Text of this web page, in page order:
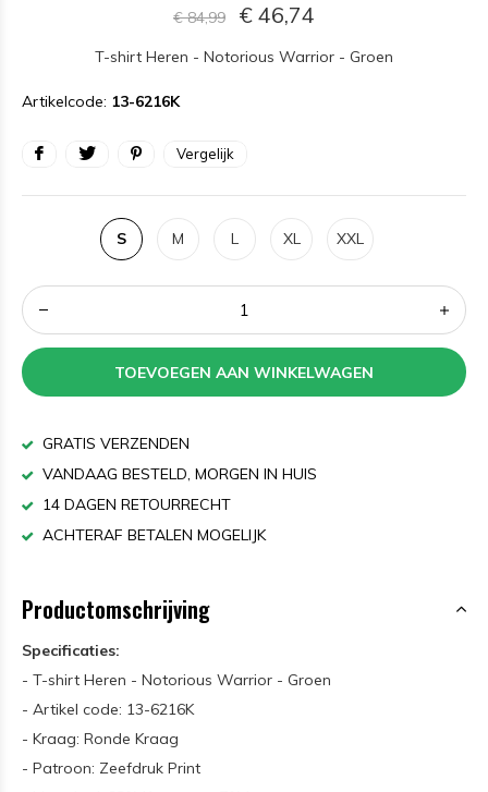
€ 84,99 € 46,74
T-shirt Heren - Notorious Warrior - Groen
Artikelcode: 13-6216K
Vergelijk
S M L XL XXL
TOEVOEGEN AAN WINKELWAGEN
GRATIS VERZENDEN
VANDAAG BESTELD, MORGEN IN HUIS
14 DAGEN RETOURRECHT
ACHTERAF BETALEN MOGELIJK
Productomschrijving
Specificaties:
- T-shirt Heren - Notorious Warrior - Groen
- Artikel code: 13-6216K
- Kraag: Ronde Kraag
- Patroon: Zeefdruk Print